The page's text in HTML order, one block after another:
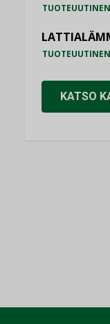
TUOTEUUTINEN
TUOTEUUTINEN
KATSO